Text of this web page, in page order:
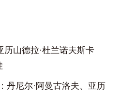
山德拉·杜兰诺夫斯卡
尼尔·阿曼古洛夫、亚历